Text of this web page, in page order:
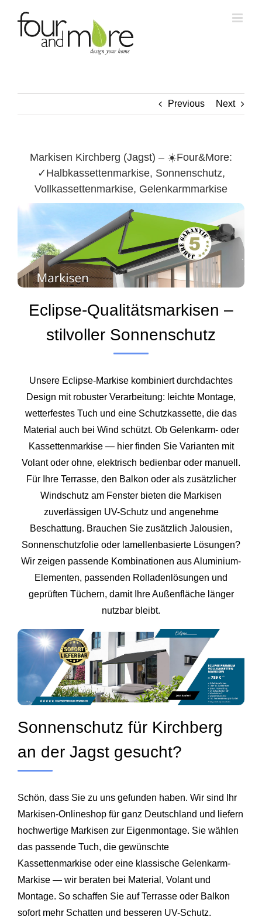
content
Previous Next
Markisen Kirchberg (Jagst) – ☀️Four&More:
✓Halbkassettenmarkise, Sonnenschutz,
Vollkassettenmarkise, Gelenkarmmarkise
Eclipse-Qualitätsmarkisen –
stilvoller Sonnenschutz
Unsere Eclipse-Markise kombiniert durchdachtes
Design mit robuster Verarbeitung: leichte Montage,
wetterfestes Tuch und eine Schutzkassette, die das
Material auch bei Wind schützt. Ob Gelenkarm- oder
Kassettenmarkise — hier finden Sie Varianten mit
Volant oder ohne, elektrisch bedienbar oder manuell.
Für Ihre Terrasse, den Balkon oder als zusätzlicher
Windschutz am Fenster bieten die Markisen
zuverlässigen UV-Schutz und angenehme
Beschattung. Brauchen Sie zusätzlich Jalousien,
Sonnenschutzfolie oder lamellenbasierte Lösungen?
Wir zeigen passende Kombinationen aus Aluminium-
Elementen, passenden Rolladenlösungen und
geprüften Tüchern, damit Ihre Außenfläche länger
nutzbar bleibt.
Sonnenschutz für Kirchberg
an der Jagst gesucht?
Schön, dass Sie zu uns gefunden haben. Wir sind Ihr
Markisen-Onlineshop für ganz Deutschland und liefern
hochwertige Markisen zur Eigenmontage. Sie wählen
das passende Tuch, die gewünschte
Kassettenmarkise oder eine klassische Gelenkarm-
Markise — wir beraten bei Material, Volant und
Montage. So schaffen Sie auf Terrasse oder Balkon
sofort mehr Schatten und besseren UV-Schutz.